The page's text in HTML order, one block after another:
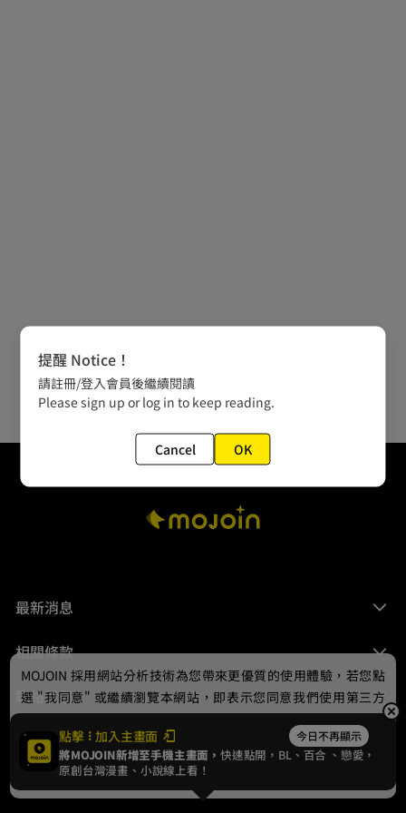
最新消息
相關條款
聯絡我們
© 2024 gamania Digital Entertainment Co., Ltd.
點擊 加入主畫面 今日不再顯示
將MOJOIN新增至手機主畫面，快速點開，BL、 百合 、戀愛，
原創台灣漫畫、小說線上看！
MOJOIN 採用網站分析技術為您帶來更優質的使用體驗，若您點
選 "我同意" 或繼續瀏覽本網站，即表示您同意我們使用第三方
Cookie，欲瞭解更多資訊請見隱私權政策。
我同意
提醒 Notice！
請註冊/登入會員後繼續閱讀
Please sign up or log in to keep reading.
Cancel OK